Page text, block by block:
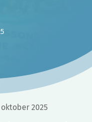
oktober 2025